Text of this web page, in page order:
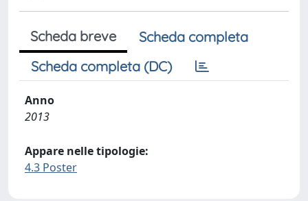
Scheda breve
Scheda completa
Scheda completa (DC)
Anno
2013
Appare nelle tipologie:
4.3 Poster